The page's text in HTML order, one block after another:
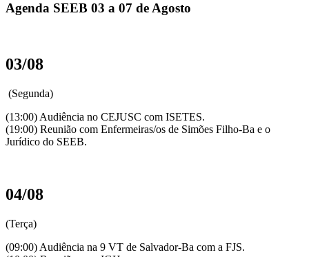
Agenda SEEB 03 a 07 de Agosto
03/08
(Segunda)
(13:00) Audiência no CEJUSC com ISETES.
(19:00) Reunião com Enfermeiras/os de Simões Filho-Ba e o
Jurídico do SEEB.
04/08
(Terça)
(09:00) Audiência na 9 VT de Salvador-Ba com a FJS.